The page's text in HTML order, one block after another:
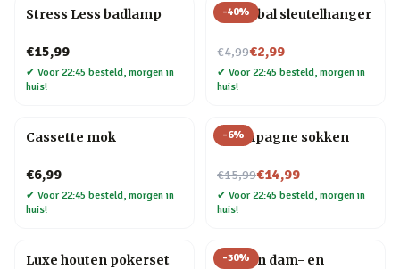
Stress Less badlamp
€15,99
✔ Voor 22:45 besteld, morgen in
huis!
-40%
Biljartbal sleutelhanger
€4,99
Nu voor€2,99
✔ Voor 22:45 besteld, morgen in
huis!
Cassette mok
€6,99
✔ Voor 22:45 besteld, morgen in
huis!
-6%
Champagne sokken
€15,99
Nu voor€14,99
✔ Voor 22:45 besteld, morgen in
huis!
Luxe houten pokerset -30%
Houten dam- en